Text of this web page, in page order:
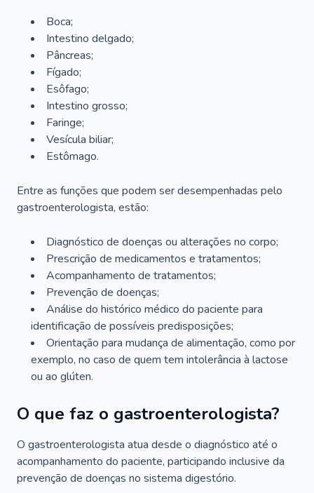
Boca;
Intestino delgado;
Pâncreas;
Fígado;
Esôfago;
Intestino grosso;
Faringe;
Vesícula biliar;
Estômago.
Entre as funções que podem ser desempenhadas pelo
gastroenterologista, estão:
Diagnóstico de doenças ou alterações no corpo;
Prescrição de medicamentos e tratamentos;
Acompanhamento de tratamentos;
Prevenção de doenças;
Análise do histórico médico do paciente para
identificação de possíveis predisposições;
Orientação para mudança de alimentação, como por
exemplo, no caso de quem tem intolerância à lactose
ou ao glúten.
O que faz o gastroenterologista?
O gastroenterologista atua desde o diagnóstico até o
acompanhamento do paciente, participando inclusive da
prevenção de doenças no sistema digestório.